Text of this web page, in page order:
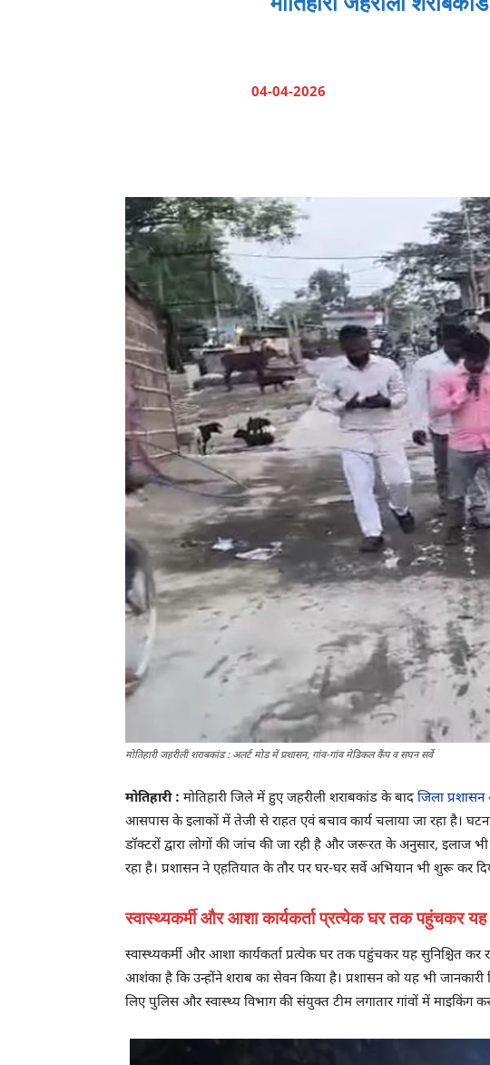
04-04-2026
मोतिहारी जहरीली शराबकांड : अलर्ट मोड में प्रशासन, गांव-गांव मेडिकल कैंप व सघन सर्वे
मोतिहारी : मोतिहारी जिले में हुए जहरीली शराबकांड के बाद जिला प्रशासन
आसपास के इलाकों में तेजी से राहत एवं बचाव कार्य चलाया जा रहा है।
डॉक्टरों द्वारा लोगों की जांच की जा रही है और जरूरत के अनुसार, इलाज
रहा है। प्रशासन ने एहतियात के तौर पर घर-घर सर्वे अभियान भी शुरू कर
स्वास्थ्यकर्मी और आशा कार्यकर्ता प्रत्येक घर तक पहुंचकर
स्वास्थ्यकर्मी और आशा कार्यकर्ता प्रत्येक घर तक पहुंचकर यह सुनिश्चित
आशंका है कि उन्होंने शराब का सेवन किया है। प्रशासन को यह भी
लिए पुलिस और स्वास्थ्य विभाग की संयुक्त टीम लगातार गांवों में